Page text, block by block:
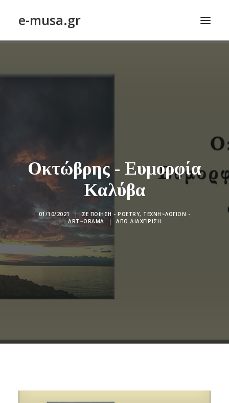
e-musa.gr
BLOG
ΣΥΝΤΑΚΤΙΚΗ ΟΜΑΔΑ
ΕΠΙΚΟΙΝΩΝΙΑ
ΑΝΑΖΉΤΗΣΗ
Οκτώβρης - Ευμορφία
Καλύβα
01/10/2021 | ΣΕ ΠΟΊΗΣΗ - POETRY, ΤΕΧΝΗ~ΛΌΓΙΟΝ -
ART~ORAMA
| ΑΠΌ ΔΙΑΧΕΊΡΙΣΗ